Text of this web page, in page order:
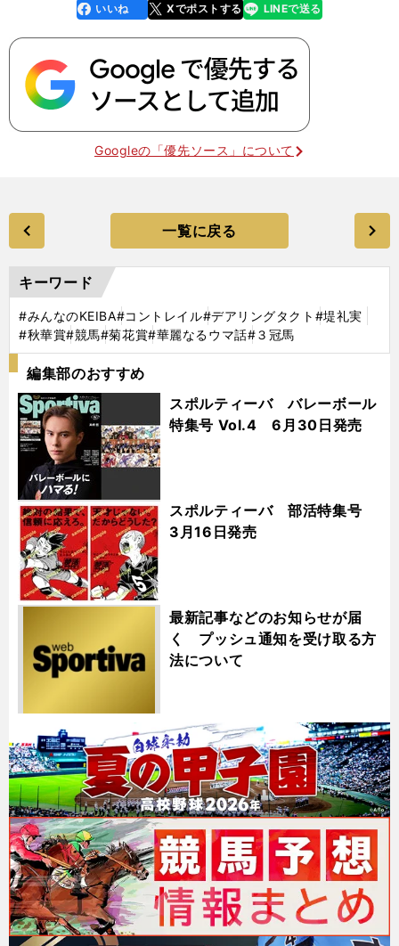
faceboo
k
いいね Xでポストする
line LINEで送る
Googleの「優先ソース」について
一覧に戻る
キーワード
#みんなのKEIBA#コントレイル#デアリングタクト #堤礼実
#秋華賞#競馬#菊花賞#華麗なるウマ話#３冠馬
編集部のおすすめ
スポルティーバ バレーボール
特集号 Vol.4 6月30日発売
スポルティーバ 部活特集号
3月16日発売
最新記事などのお知らせが届
く プッシュ通知を受け取る方
法について